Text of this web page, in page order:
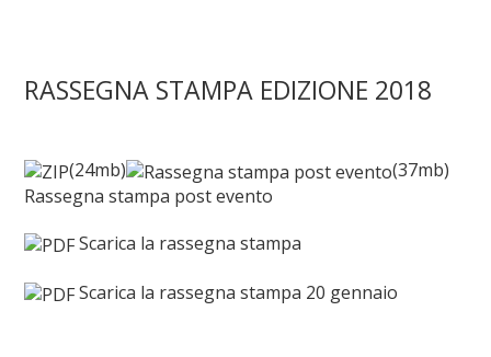
RASSEGNA STAMPA EDIZIONE 2018
(24mb)
(37mb)
Rassegna stampa post evento
Scarica la rassegna stampa
Scarica la rassegna stampa 20 gennaio